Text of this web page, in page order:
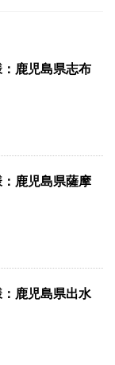
鹿児島県志布
鹿児島県薩摩
鹿児島県出水